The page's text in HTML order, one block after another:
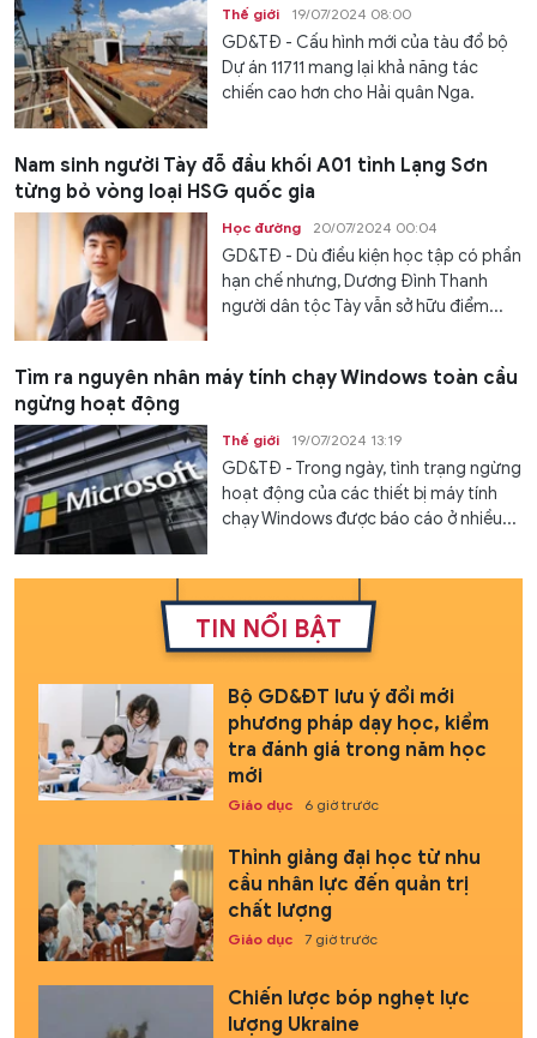
Thế giới 19/07/2024 08:00
GD&TĐ - Cấu hình mới của tàu đổ bộ
Dự án 11711 mang lại khả năng tác
chiến cao hơn cho Hải quân Nga.
Nam sinh người Tày đỗ đầu khối A01 tỉnh Lạng Sơn
từng bỏ vòng loại HSG quốc gia
Học đường 20/07/2024 00:04
GD&TĐ - Dù điều kiện học tập có phần
hạn chế nhưng, Dương Đình Thanh
người dân tộc Tày vẫn sở hữu điểm...
Tìm ra nguyên nhân máy tính chạy Windows toàn cầu
ngừng hoạt động
Thế giới 19/07/2024 13:19
GD&TĐ - Trong ngày, tình trạng ngừng
hoạt động của các thiết bị máy tính
chạy Windows được báo cáo ở nhiều...
TIN NỔI BẬT
Bộ GD&ĐT lưu ý đổi mới
phương pháp dạy học, kiểm
tra đánh giá trong năm học
mới
Giáo dục 6 giờ trước
Thỉnh giảng đại học từ nhu
cầu nhân lực đến quản trị
chất lượng
Giáo dục 7 giờ trước
Chiến lược bóp nghẹt lực
lượng Ukraine